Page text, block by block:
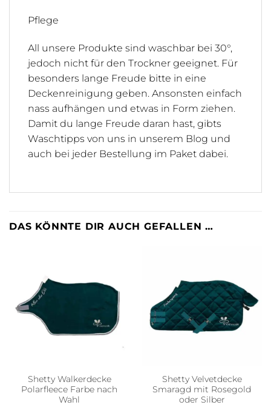
Pflege
All unsere Produkte sind waschbar bei 30°,
jedoch nicht für den Trockner geeignet. Für
besonders lange Freude bitte in eine
Deckenreinigung geben. Ansonsten einfach
nass aufhängen und etwas in Form ziehen.
Damit du lange Freude daran hast, gibts
Waschtipps von uns in unserem Blog und
auch bei jeder Bestellung im Paket dabei.
DAS KÖNNTE DIR AUCH GEFALLEN …
Shetty Walkerdecke
Polarfleece Farbe nach
Wahl
Shetty Velvetdecke
Smaragd mit Rosegold
oder Silber